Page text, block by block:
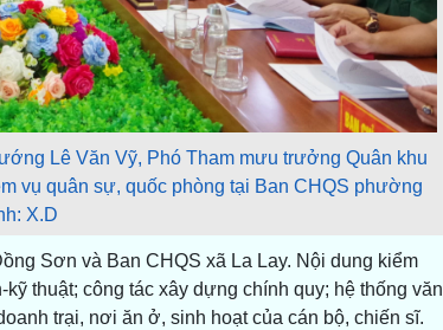
Lê Văn Vỹ, Phó Tham mưu trưởng Quân khu
vụ quân sự, quốc phòng tại Ban CHQS phường
X.D
Sơn và Ban CHQS xã La Lay. Nội dung kiểm
thuật; công tác xây dựng chính quy; hệ thống văn
trại, nơi ăn ở, sinh hoạt của cán bộ, chiến sĩ.